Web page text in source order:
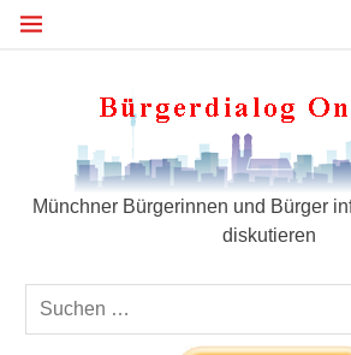
Zum
Münchner Bürgerinnen und Bürger
diskutieren